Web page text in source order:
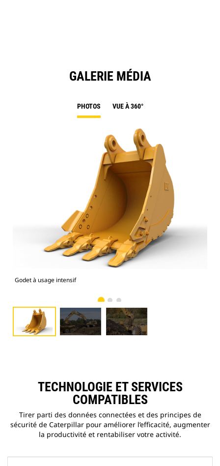
GALERIE MÉDIA
PHOTOS VUE À 360°
Godet à usage intensif
TECHNOLOGIE ET SERVICES
COMPATIBLES
Tirer parti des données connectées et des principes de
sécurité de Caterpillar pour améliorer l’efficacité, augmenter
la productivité et rentabiliser votre activité.